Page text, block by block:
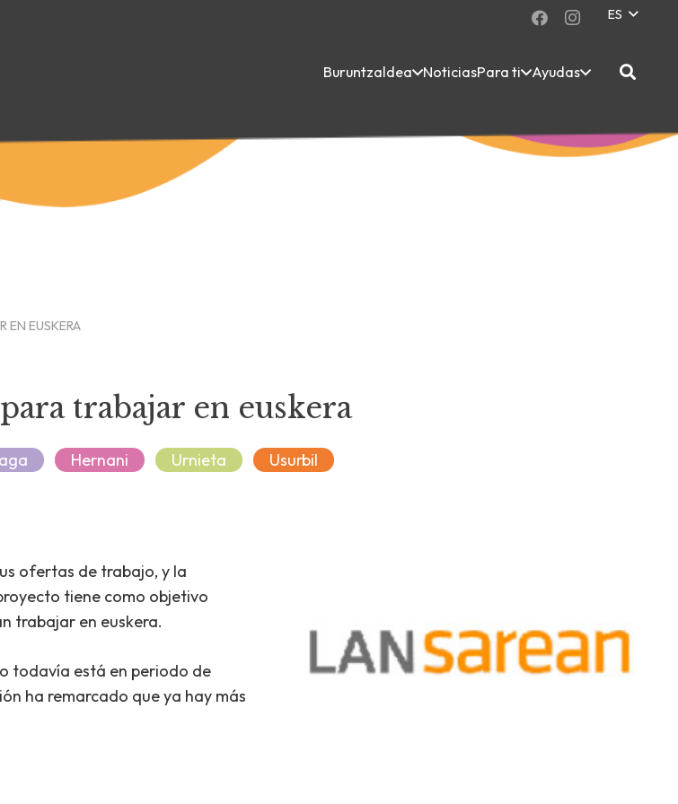
ES
Buruntzaldea NoticiasPara ti Ayudas
EN EUSKERA
trabajar en euskera
Hernani Urnieta Usurbil
ofertas de trabajo, y la
tiene como objetivo
trabajar en euskera.
todavía está en periodo de
ha remarcado que ya hay más